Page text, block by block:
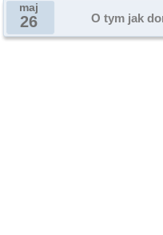
maj
26 O tym jak